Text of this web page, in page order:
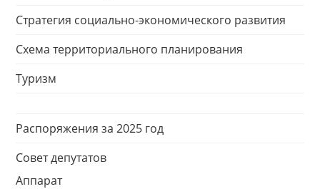
Стратегия социально-экономического развития
Схема территориального планирования
Туризм
Распоряжения за 2025 год
Совет депутатов
Аппарат